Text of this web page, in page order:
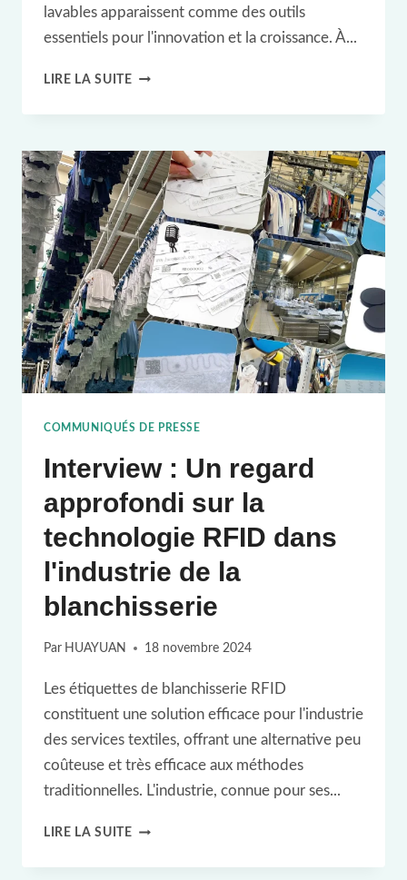
lavables apparaissent comme des outils
essentiels pour l'innovation et la croissance. À...
LIRE LA SUITEPRÉSENTATION
RFID
LAVABLES
À
DOUBLE
FRÉQUENCE
DE
HUAYUAN
COMMUNIQUÉS DE PRESSE
Interview : Un regard
approfondi sur la
technologie RFID dans
l'industrie de la
blanchisserie
Par HUAYUAN 18 novembre 2024
Les étiquettes de blanchisserie RFID
constituent une solution efficace pour l'industrie
des services textiles, offrant une alternative peu
coûteuse et très efficace aux méthodes
traditionnelles. L'industrie, connue pour ses...
LIRE LA SUITEINTERVIEW